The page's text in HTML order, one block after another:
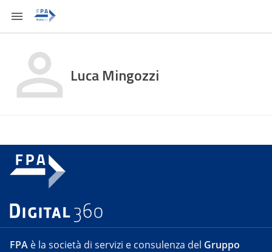
Luca Mingozzi
FPA è la società di servizi e consulenza del Gruppo